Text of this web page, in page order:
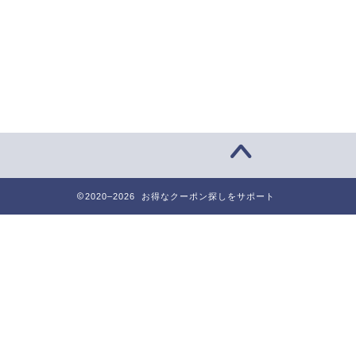
2020–2026 お得なクーポン探しをサポート